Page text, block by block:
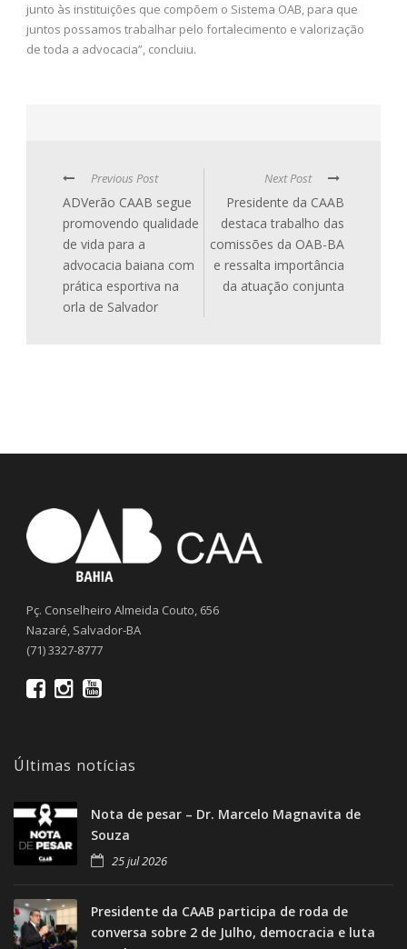
junto às instituições que compõem o Sistema OAB, para que
juntos possamos trabalhar pelo fortalecimento e valorização
de toda a advocacia”, concluiu.
Previous Post
ADVerão CAAB segue
promovendo qualidade
de vida para a
advocacia baiana com
prática esportiva na
orla de Salvador
Next Post
Presidente da CAAB
destaca trabalho das
comissões da OAB-BA
e ressalta importância
da atuação conjunta
Pç. Conselheiro Almeida Couto, 656
Nazaré, Salvador-BA
(71) 3327-8777
Últimas notícias
Nota de pesar – Dr. Marcelo Magnavita de
Souza
25 jul 2026
Presidente da CAAB participa de roda de
conversa sobre 2 de Julho, democracia e luta